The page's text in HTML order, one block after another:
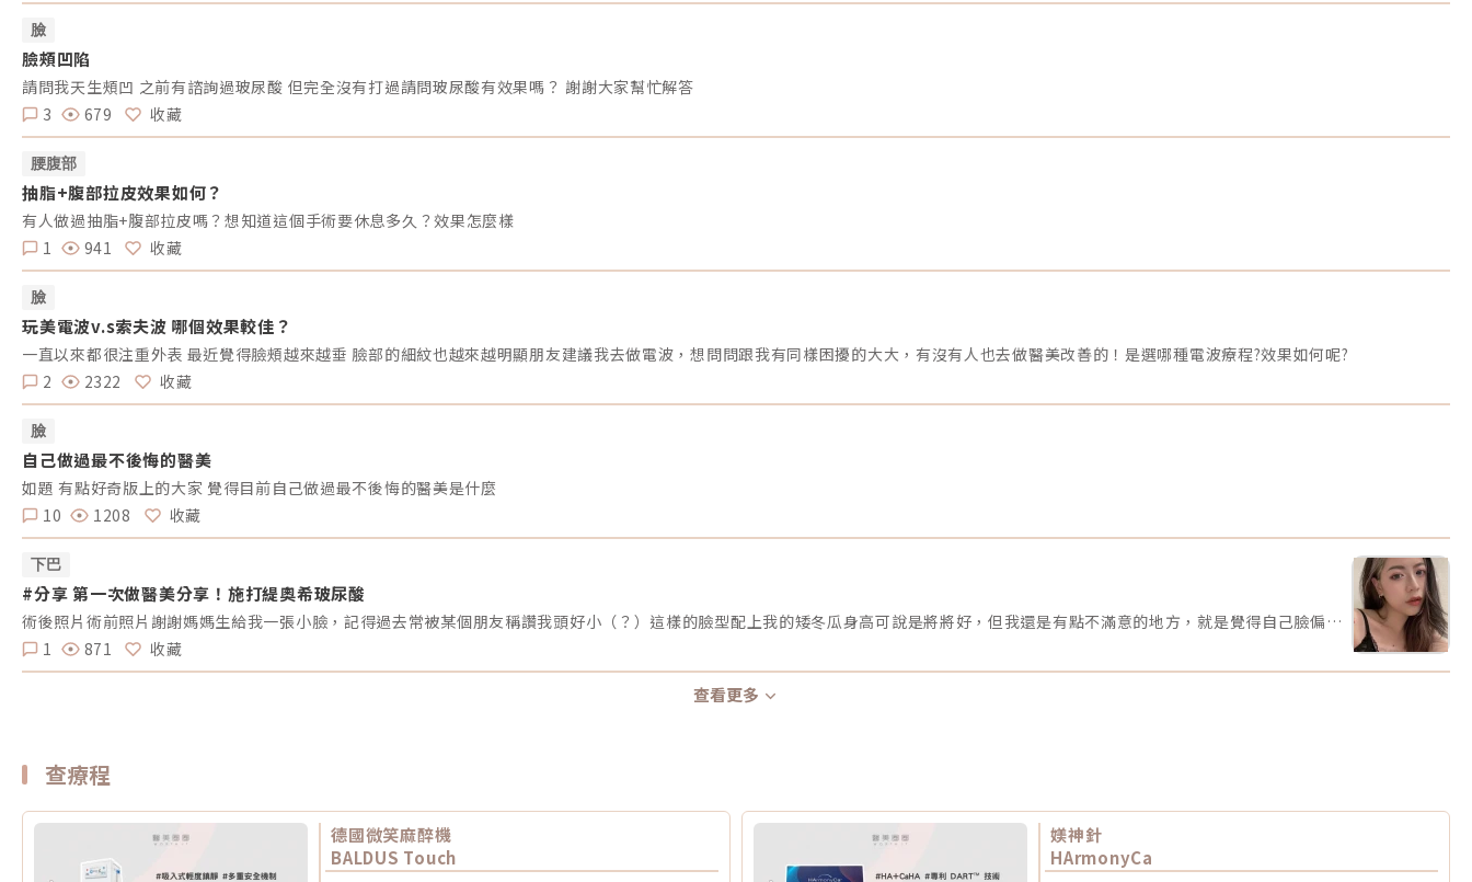
臉
臉頰凹陷
請問我天生頰凹 之前有諮詢過玻尿酸 但完全沒有打過請問玻尿酸有效果嗎？ 謝謝大家幫忙解答
3
679 收藏
腰腹部
抽脂+腹部拉皮效果如何？
有人做過抽脂+腹部拉皮嗎？想知道這個手術要休息多久？效果怎麼樣
1
941 收藏
臉
玩美電波v.s索夫波 哪個效果較佳？
一直以來都很注重外表 最近覺得臉頰越來越垂 臉部的細紋也越來越明顯朋友建議我去做電波，想問問跟我有同樣困擾的大大，有沒有人也去做醫美改善的！是選哪種電波療程?效果如何呢?
2
2322 收藏
臉
自己做過最不後悔的醫美
如題 有點好奇版上的大家 覺得目前自己做過最不後悔的醫美是什麼
10
1208 收藏
下巴
#分享 第一次做醫美分享！施打緹奧希玻尿酸
術後照片術前照片謝謝媽媽生給我一張小臉，記得過去常被某個朋友稱讚我頭好小（？）這樣的臉型配上我的矮冬瓜身高可說是將將好，但我還是有點不滿意的地方，就是覺得自己臉偏圓，雖然每次說出來都會被罵，但就真的有點圓圓的啦！再謝謝媽媽生給我大大的五官們，可當它們配到我的小圓臉上就凸顯我的下巴ㄦ有點短。再碎碎念一下，我覺得我的下巴好像都長到額頭去了欸（？）我額頭超級高，所以只能留萬年妹妹頭，加上短短的下巴，整個人看起來會比較稚嫩（自己說），一直沒有機會當個姐姐的感覺，但這天終於到來了，人生第一次體驗醫美獻給秘Ｏ診所美學一開始因為沒有經驗所以有點怕怕的，原本以為診所裡的醫生護理師都會漂亮又高冷，結果各個居然都是漂亮又親切，尤其沈Ｏ岒醫師 人真的好好，幽默又專業！之前看她上了很多節目，結果私底就真的是綜藝咖欸，去看她頁面就知道了，感覺是個好玩的瘋子（稱讚）然後診所裡其他護理師人員的存在就好像今天是妳的姊妹來陪妳做醫美一樣，可以聊天打屁打哈哈又能幫忙緩解緊張的情緒，總之整個過程包含諮詢、施作到售後服務（？）等等都很令人安心～雖然在下巴打針的感覺還是很口怕。我施打的是緹奧希玻尿酸 TEOXANE，是有多隱形？就是隱形到我不說根本沒有人發現我臉變長了，但那也是因為我跟沈醫師說我想要自然的（她真的有問我要不要尖到可以刺到自己的款式？）因為我最主要只是想把整張臉比例調整好看一些，和醫師諮詢後她告訴我我的五官容易使我下巴比例看起來短小，這時候只要拉出一點點，我就可以得到我一直很想要的下顎線了……但最近體重來到人生巔峰，我感覺又把我吃圓了，下顎線又不見我真的是謝謝我自己。第一張照片是施打後，第二張是施打前的樣子，這陣子我真的對我的新下巴感到很滿意欸！！這種小變化是一般人不會察覺也不會在意的，但是自己看就是會很開心 (⸝⸝ᵒ̴̶̷ ᵒ̴̶̷⸝⸝)我相信每個人或多或少一定會有容貌焦慮，雖然近年大家一直提倡不要有這樣的心態，但是沒辦法啊街上漂亮美眉帥氣哥哥這麼多，我懂那種不管再怎麼愛自己但還是多少會有不滿意的感覺，但沒關係這都是正常的，不管是哪種面向，人類的焦慮本來就是種生存的真實感覺，只要不要太誇張影響到生活，各種讓自己變好看的方式都是讓自我開心的其中一條道路而已。覺得變漂亮能夠更有自信就去吧，如果想偶爾耍懶不小心變醜了也不用太緊張，比上不足比下有餘，要比美貌是比不完的，學會適時與自己和解才是最重要滴～！( ｰ̀֊ｰ́ )✧施作醫師診所環境施打過程
1
871 收藏
查看更多
查療程
德國微笑麻醉機
BALDUS Touch
媄神針
HArmonyCa